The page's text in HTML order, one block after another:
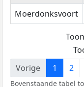
Moerdonksvoort
Vorige
1 2
Bovenstaande tabel